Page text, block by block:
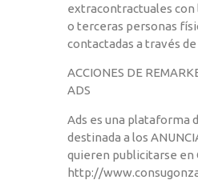
extracontractuales con
o terceras personas
contactadas a través
ACCIONES DE
ADS
Ads es una plataforma
destinada a los
quieren publicitarse en
http://